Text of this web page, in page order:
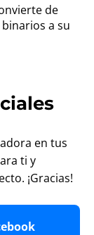
de
a su
en tus
ti y
¡Gracias!